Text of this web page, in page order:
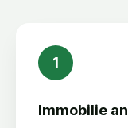
1
Immobilie